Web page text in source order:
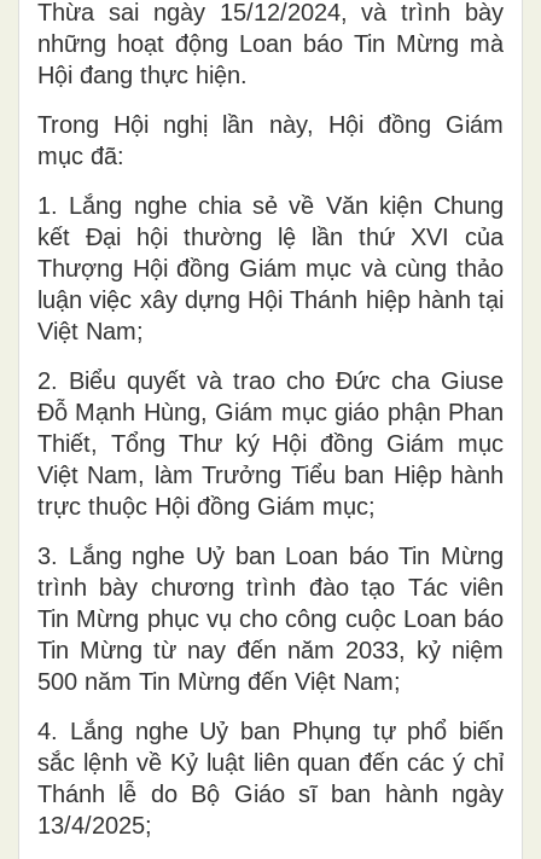
Thừa sai ngày 15/12/2024, và trình bày
những hoạt động Loan báo Tin Mừng mà
Hội đang thực hiện.
Trong Hội nghị lần này, Hội đồng Giám
mục đã:
1. Lắng nghe chia sẻ về Văn kiện Chung
kết Đại hội thường lệ lần thứ XVI của
Thượng Hội đồng Giám mục và cùng thảo
luận việc xây dựng Hội Thánh hiệp hành tại
Việt Nam;
2. Biểu quyết và trao cho Đức cha Giuse
Đỗ Mạnh Hùng, Giám mục giáo phận Phan
Thiết, Tổng Thư ký Hội đồng Giám mục
Việt Nam, làm Trưởng Tiểu ban Hiệp hành
trực thuộc Hội đồng Giám mục;
3. Lắng nghe Uỷ ban Loan báo Tin Mừng
trình bày chương trình đào tạo Tác viên
Tin Mừng phục vụ cho công cuộc Loan báo
Tin Mừng từ nay đến năm 2033, kỷ niệm
500 năm Tin Mừng đến Việt Nam;
4. Lắng nghe Uỷ ban Phụng tự phổ biến
sắc lệnh về Kỷ luật liên quan đến các ý chỉ
Thánh lễ do Bộ Giáo sĩ ban hành ngày
13/4/2025;